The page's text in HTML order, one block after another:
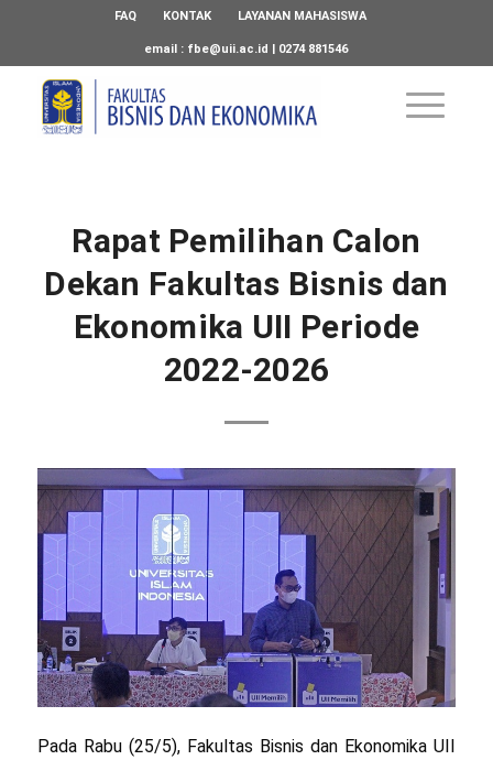
FAQ KONTAK LAYANAN MAHASISWA
email : fbe@uii.ac.id | 0274 881546
Rapat Pemilihan Calon
Dekan Fakultas Bisnis dan
Ekonomika UII Periode
2022-2026
Pada Rabu (25/5), Fakultas Bisnis dan Ekonomika UII